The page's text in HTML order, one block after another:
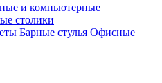
и компьютерные
столики
Барные стулья Офисные